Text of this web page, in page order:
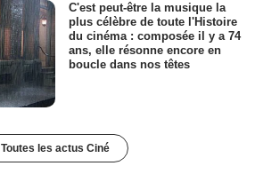
C'est peut-être la musique la
plus célèbre de toute l'Histoire
du cinéma : composée il y a 74
ans, elle résonne encore en
boucle dans nos têtes
Toutes les actus Ciné